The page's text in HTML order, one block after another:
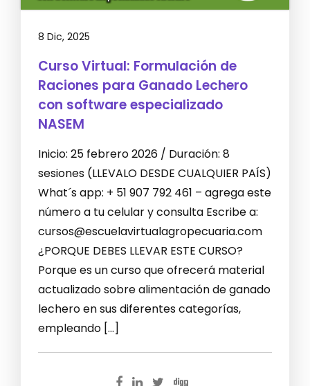
8 Dic, 2025
Curso Virtual: Formulación de
Raciones para Ganado Lechero
con software especializado
NASEM
Inicio: 25 febrero 2026 / Duración: 8
sesiones (LLEVALO DESDE CUALQUIER PAÍS)
What´s app: + 51 907 792 461 – agrega este
número a tu celular y consulta Escribe a:
cursos@escuelavirtualagropecuaria.com
¿PORQUE DEBES LLEVAR ESTE CURSO?
Porque es un curso que ofrecerá material
actualizado sobre alimentación de ganado
lechero en sus diferentes categorías,
empleando […]